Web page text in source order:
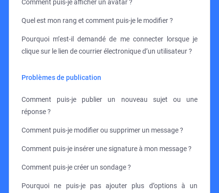
Comment puis-je afficher un avatar ?
Quel est mon rang et comment puis-je le modifier ?
Pourquoi m’est-il demandé de me connecter lorsque je
clique sur le lien de courrier électronique d’un utilisateur ?
Problèmes de publication
Comment puis-je publier un nouveau sujet ou une
réponse ?
Comment puis-je modifier ou supprimer un message ?
Comment puis-je insérer une signature à mon message ?
Comment puis-je créer un sondage ?
Pourquoi ne puis-je pas ajouter plus d’options à un